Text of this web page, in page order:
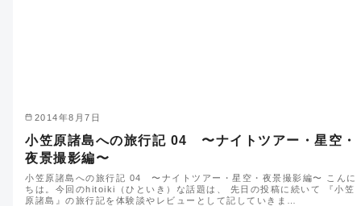
2014年8月7日
小笠原諸島への旅行記 04 〜ナイトツアー・星空・
夜景撮影編〜
小笠原諸島への旅行記 04 〜ナイトツアー・星空・夜景撮影編〜 こんに
ちは。今回のhitoiki（ひといき）な話題は、 先日の投稿に続いて 『小笠
原諸島』の旅行記を体験談やレビューとして記していきま…